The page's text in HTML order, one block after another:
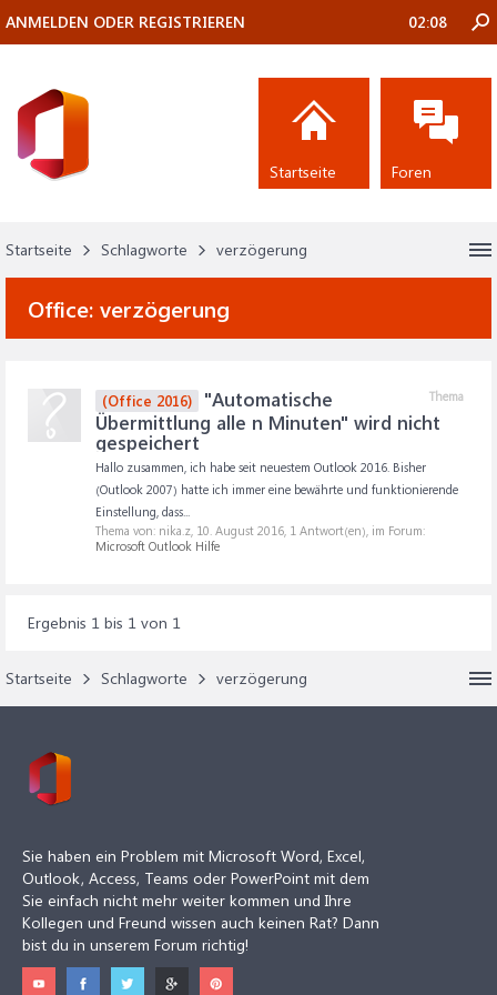
Startseite Schlagworte verzögerung
Office: verzögerung
Thema
(Office 2016)
"Automatische
Übermittlung alle n Minuten" wird nicht
gespeichert
Hallo zusammen, ich habe seit neuestem Outlook 2016. Bisher
(Outlook 2007) hatte ich immer eine bewährte und funktionierende
Einstellung, dass...
Thema von: nika.z, 10. August 2016, 1 Antwort(en), im Forum:
Microsoft Outlook Hilfe
Ergebnis 1 bis 1 von 1
Startseite Schlagworte verzögerung
ANMELDEN ODER REGISTRIEREN 02:08
Startseite Foren
Sie haben ein Problem mit Microsoft Word, Excel,
Outlook, Access, Teams oder PowerPoint mit dem
Sie einfach nicht mehr weiter kommen und Ihre
Kollegen und Freund wissen auch keinen Rat? Dann
bist du in unserem Forum richtig!